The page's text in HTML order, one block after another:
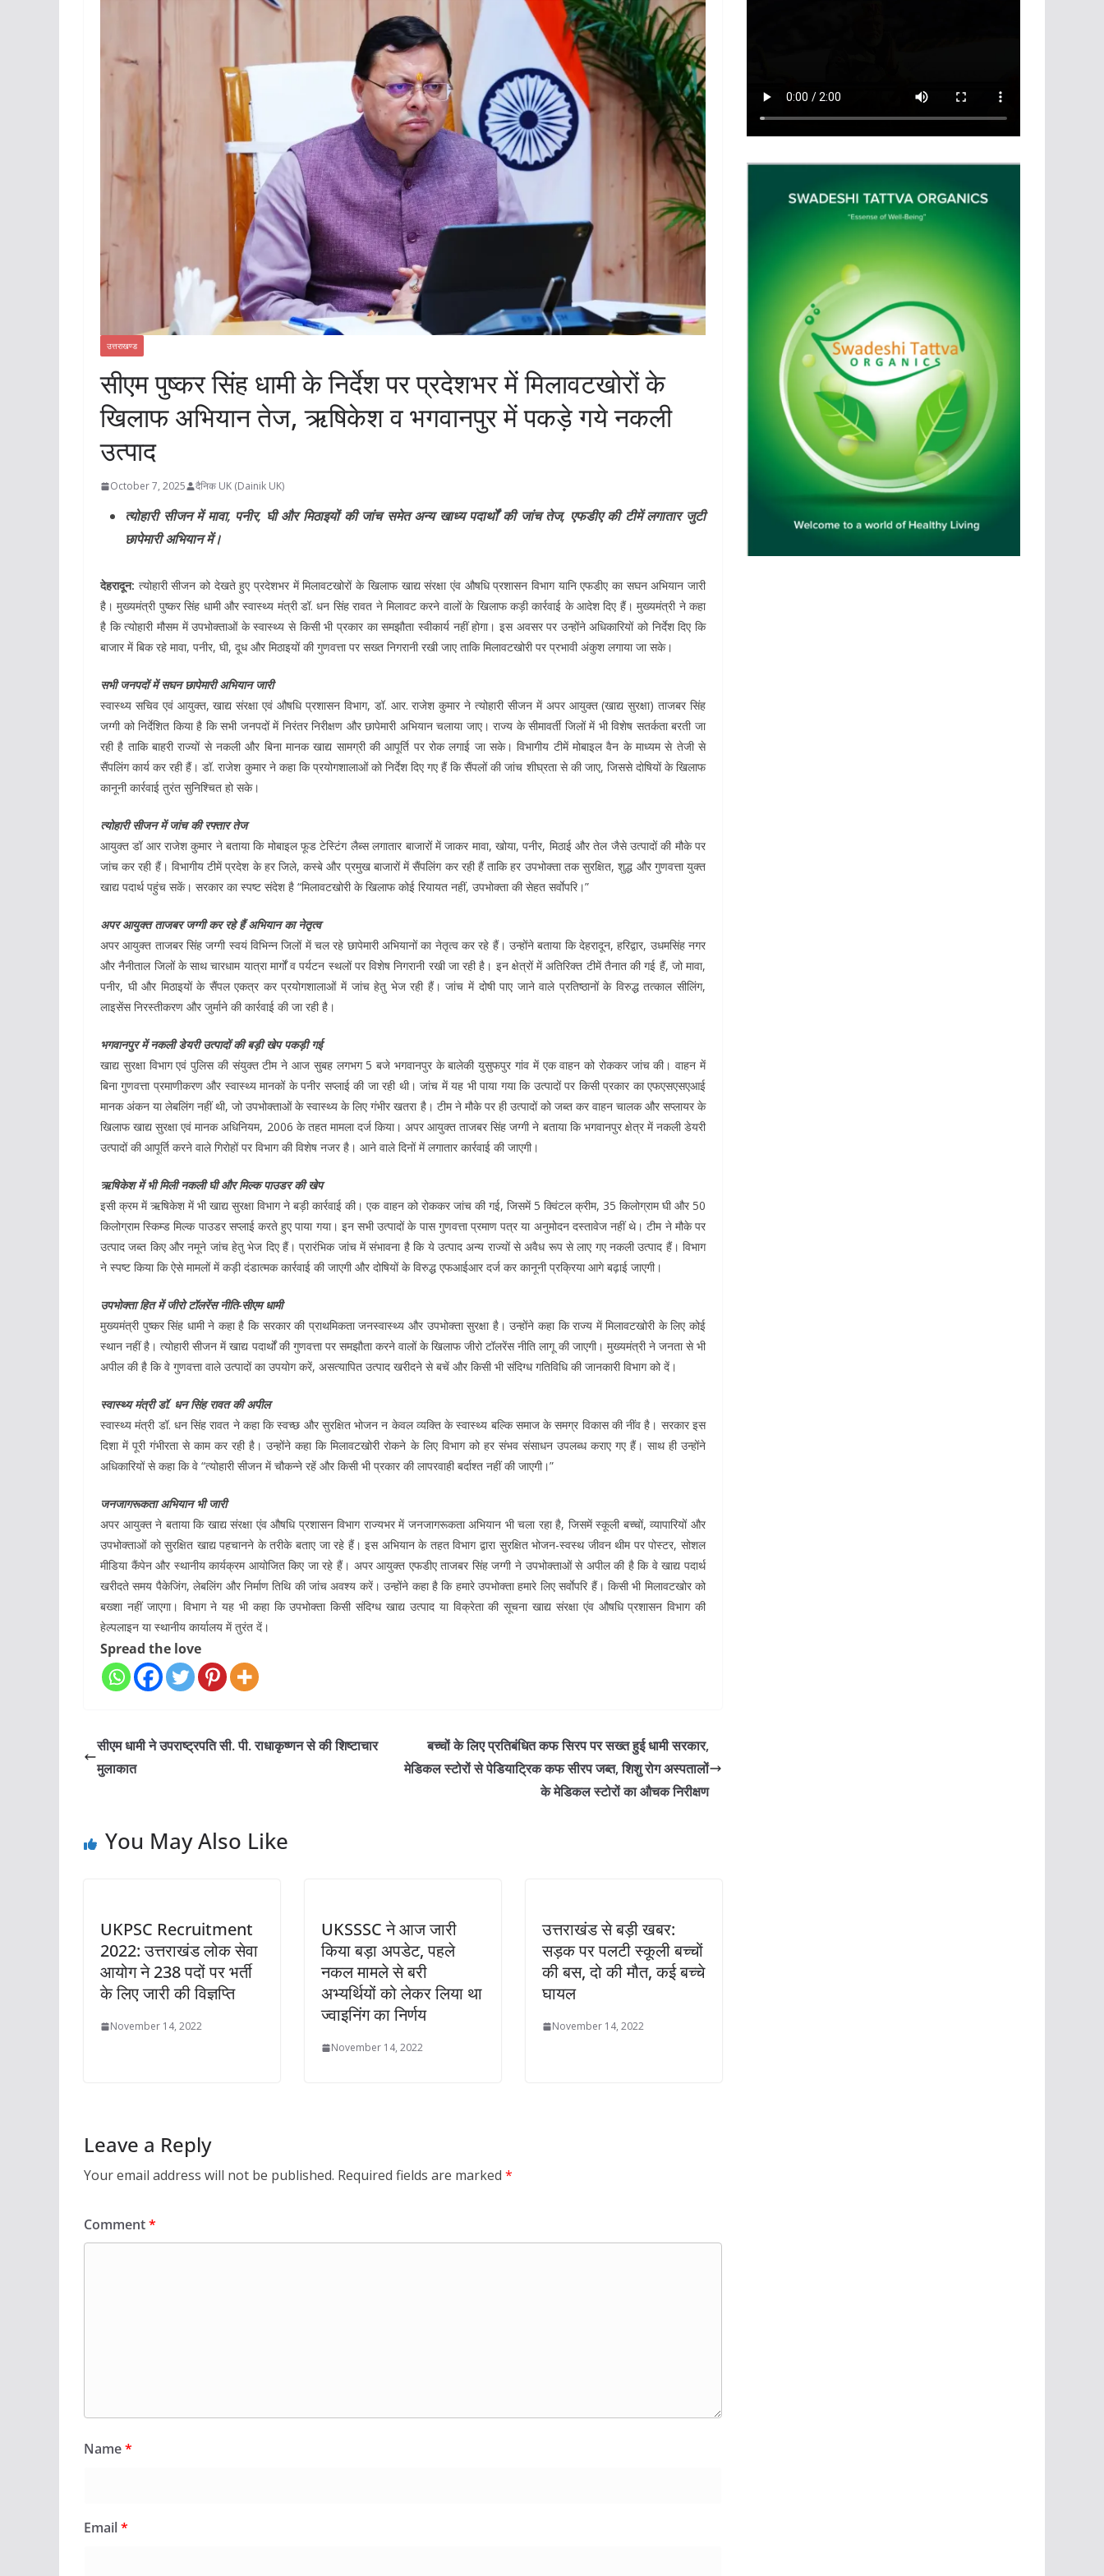
उत्तराखण्ड
सीएम पुष्कर सिंह धामी के निर्देश पर प्रदेशभर में मिलावटखोरों के
खिलाफ अभियान तेज, ऋषिकेश व भगवानपुर में पकड़े गये नकली
उत्पाद
October 7, 2025 दैनिक UK (Dainik UK)
त्योहारी सीजन में मावा, पनीर, घी और मिठाइयों की जांच समेत अन्य खाध्य पदार्थों की जांच तेज, एफडीए की टीमें लगातार जुटी
छापेमारी अभियान में।
देहरादून: त्योहारी सीजन को देखते हुए प्रदेशभर में मिलावटखोरों के खिलाफ खाद्य संरक्षा एंव औषधि प्रशासन विभाग यानि एफडीए का सघन अभियान जारी
है। मुख्यमंत्री पुष्कर सिंह धामी और स्वास्थ्य मंत्री डॉ. धन सिंह रावत ने मिलावट करने वालों के खिलाफ कड़ी कार्रवाई के आदेश दिए हैं। मुख्यमंत्री ने कहा
है कि त्योहारी मौसम में उपभोक्ताओं के स्वास्थ्य से किसी भी प्रकार का समझौता स्वीकार्य नहीं होगा। इस अवसर पर उन्होंने अधिकारियों को निर्देश दिए कि
बाजार में बिक रहे मावा, पनीर, घी, दूध और मिठाइयों की गुणवत्ता पर सख्त निगरानी रखी जाए ताकि मिलावटखोरी पर प्रभावी अंकुश लगाया जा सके।
सभी जनपदों में सघन छापेमारी अभियान जारी
स्वास्थ्य सचिव एवं आयुक्त, खाद्य संरक्षा एवं औषधि प्रशासन विभाग, डॉ. आर. राजेश कुमार ने त्योहारी सीजन में अपर आयुक्त (खाद्य सुरक्षा) ताजबर सिंह
जग्गी को निर्देशित किया है कि सभी जनपदों में निरंतर निरीक्षण और छापेमारी अभियान चलाया जाए। राज्य के सीमावर्ती जिलों में भी विशेष सतर्कता बरती जा
रही है ताकि बाहरी राज्यों से नकली और बिना मानक खाद्य सामग्री की आपूर्ति पर रोक लगाई जा सके। विभागीय टीमें मोबाइल वैन के माध्यम से तेजी से
सैंपलिंग कार्य कर रही हैं। डॉ. राजेश कुमार ने कहा कि प्रयोगशालाओं को निर्देश दिए गए हैं कि सैंपलों की जांच शीघ्रता से की जाए, जिससे दोषियों के खिलाफ
कानूनी कार्रवाई तुरंत सुनिश्चित हो सके।
त्योहारी सीजन में जांच की रफ्तार तेज
आयुक्त डॉ आर राजेश कुमार ने बताया कि मोबाइल फूड टेस्टिंग लैब्स लगातार बाजारों में जाकर मावा, खोया, पनीर, मिठाई और तेल जैसे उत्पादों की मौके पर
जांच कर रही हैं। विभागीय टीमें प्रदेश के हर जिले, कस्बे और प्रमुख बाजारों में सैंपलिंग कर रही हैं ताकि हर उपभोक्ता तक सुरक्षित, शुद्ध और गुणवत्ता युक्त
खाद्य पदार्थ पहुंच सकें। सरकार का स्पष्ट संदेश है “मिलावटखोरी के खिलाफ कोई रियायत नहीं, उपभोक्ता की सेहत सर्वाेपरि।”
अपर आयुक्त ताजबर जग्गी कर रहे हैं अभियान का नेतृत्व
अपर आयुक्त ताजबर सिंह जग्गी स्वयं विभिन्न जिलों में चल रहे छापेमारी अभियानों का नेतृत्व कर रहे हैं। उन्होंने बताया कि देहरादून, हरिद्वार, उधमसिंह नगर
और नैनीताल जिलों के साथ चारधाम यात्रा मार्गों व पर्यटन स्थलों पर विशेष निगरानी रखी जा रही है। इन क्षेत्रों में अतिरिक्त टीमें तैनात की गई हैं, जो मावा,
पनीर, घी और मिठाइयों के सैंपल एकत्र कर प्रयोगशालाओं में जांच हेतु भेज रही हैं। जांच में दोषी पाए जाने वाले प्रतिष्ठानों के विरुद्ध तत्काल सीलिंग,
लाइसेंस निरस्तीकरण और जुर्माने की कार्रवाई की जा रही है।
भगवानपुर में नकली डेयरी उत्पादों की बड़ी खेप पकड़ी गई
खाद्य सुरक्षा विभाग एवं पुलिस की संयुक्त टीम ने आज सुबह लगभग 5 बजे भगवानपुर के बालेकी युसुफपुर गांव में एक वाहन को रोककर जांच की। वाहन में
बिना गुणवत्ता प्रमाणीकरण और स्वास्थ्य मानकों के पनीर सप्लाई की जा रही थी। जांच में यह भी पाया गया कि उत्पादों पर किसी प्रकार का एफएसएसएआई
मानक अंकन या लेबलिंग नहीं थी, जो उपभोक्ताओं के स्वास्थ्य के लिए गंभीर खतरा है। टीम ने मौके पर ही उत्पादों को जब्त कर वाहन चालक और सप्लायर के
खिलाफ खाद्य सुरक्षा एवं मानक अधिनियम, 2006 के तहत मामला दर्ज किया। अपर आयुक्त ताजबर सिंह जग्गी ने बताया कि भगवानपुर क्षेत्र में नकली डेयरी
उत्पादों की आपूर्ति करने वाले गिरोहों पर विभाग की विशेष नजर है। आने वाले दिनों में लगातार कार्रवाई की जाएगी।
ऋषिकेश में भी मिली नकली घी और मिल्क पाउडर की खेप
इसी क्रम में ऋषिकेश में भी खाद्य सुरक्षा विभाग ने बड़ी कार्रवाई की। एक वाहन को रोककर जांच की गई, जिसमें 5 क्विंटल क्रीम, 35 किलोग्राम घी और 50
किलोग्राम स्किम्ड मिल्क पाउडर सप्लाई करते हुए पाया गया। इन सभी उत्पादों के पास गुणवत्ता प्रमाण पत्र या अनुमोदन दस्तावेज नहीं थे। टीम ने मौके पर
उत्पाद जब्त किए और नमूने जांच हेतु भेज दिए हैं। प्रारंभिक जांच में संभावना है कि ये उत्पाद अन्य राज्यों से अवैध रूप से लाए गए नकली उत्पाद हैं। विभाग
ने स्पष्ट किया कि ऐसे मामलों में कड़ी दंडात्मक कार्रवाई की जाएगी और दोषियों के विरुद्ध एफआईआर दर्ज कर कानूनी प्रक्रिया आगे बढ़ाई जाएगी।
उपभोक्ता हित में जीरो टॉलरेंस नीति-सीएम धामी
मुख्यमंत्री पुष्कर सिंह धामी ने कहा है कि सरकार की प्राथमिकता जनस्वास्थ्य और उपभोक्ता सुरक्षा है। उन्होंने कहा कि राज्य में मिलावटखोरी के लिए कोई
स्थान नहीं है। त्योहारी सीजन में खाद्य पदार्थों की गुणवत्ता पर समझौता करने वालों के खिलाफ जीरो टॉलरेंस नीति लागू की जाएगी। मुख्यमंत्री ने जनता से भी
अपील की है कि वे गुणवत्ता वाले उत्पादों का उपयोग करें, असत्यापित उत्पाद खरीदने से बचें और किसी भी संदिग्ध गतिविधि की जानकारी विभाग को दें।
स्वास्थ्य मंत्री डॉ. धन सिंह रावत की अपील
स्वास्थ्य मंत्री डॉ. धन सिंह रावत ने कहा कि स्वच्छ और सुरक्षित भोजन न केवल व्यक्ति के स्वास्थ्य बल्कि समाज के समग्र विकास की नींव है। सरकार इस
दिशा में पूरी गंभीरता से काम कर रही है। उन्होंने कहा कि मिलावटखोरी रोकने के लिए विभाग को हर संभव संसाधन उपलब्ध कराए गए हैं। साथ ही उन्होंने
अधिकारियों से कहा कि वे “त्योहारी सीजन में चौकन्ने रहें और किसी भी प्रकार की लापरवाही बर्दाश्त नहीं की जाएगी।”
जनजागरूकता अभियान भी जारी
अपर आयुक्त ने बताया कि खाद्य संरक्षा एंव औषधि प्रशासन विभाग राज्यभर में जनजागरूकता अभियान भी चला रहा है, जिसमें स्कूली बच्चों, व्यापारियों और
उपभोक्ताओं को सुरक्षित खाद्य पहचानने के तरीके बताए जा रहे हैं। इस अभियान के तहत विभाग द्वारा सुरक्षित भोजन-स्वस्थ जीवन थीम पर पोस्टर, सोशल
मीडिया कैंपेन और स्थानीय कार्यक्रम आयोजित किए जा रहे हैं। अपर आयुक्त एफडीए ताजबर सिंह जग्गी ने उपभोक्ताओं से अपील की है कि वे खाद्य पदार्थ
खरीदते समय पैकेजिंग, लेबलिंग और निर्माण तिथि की जांच अवश्य करें। उन्होंने कहा है कि हमारे उपभोक्ता हमारे लिए सर्वाेपरि हैं। किसी भी मिलावटखोर को
बख्शा नहीं जाएगा। विभाग ने यह भी कहा कि उपभोक्ता किसी संदिग्ध खाद्य उत्पाद या विक्रेता की सूचना खाद्य संरक्षा एंव औषधि प्रशासन विभाग की
हेल्पलाइन या स्थानीय कार्यालय में तुरंत दें।
Spread the love
सीएम धामी ने उपराष्ट्रपति सी. पी. राधाकृष्णन से की शिष्टाचार
मुलाकात
बच्चों के लिए प्रतिबंधित कफ सिरप पर सख्त हुई धामी सरकार,
मेडिकल स्टोरों से पेडियाट्रिक कफ सीरप जब्त, शिशु रोग अस्पतालों
के मेडिकल स्टोरों का औचक निरीक्षण
You May Also Like
UKPSC Recruitment
2022: उत्तराखंड लोक सेवा
आयोग ने 238 पदों पर भर्ती
के लिए जारी की विज्ञप्ति
November 14, 2022
UKSSSC ने आज जारी
किया बड़ा अपडेट, पहले
नकल मामले से बरी
अभ्यर्थियों को लेकर लिया था
ज्वाइनिंग का निर्णय
November 14, 2022
उत्तराखंड से बड़ी खबर:
सड़क पर पलटी स्कूली बच्चों
की बस, दो की मौत, कई बच्चे
घायल
November 14, 2022
Leave a Reply
Your email address will not be published. Required fields are marked *
Comment*
Name*
Email*